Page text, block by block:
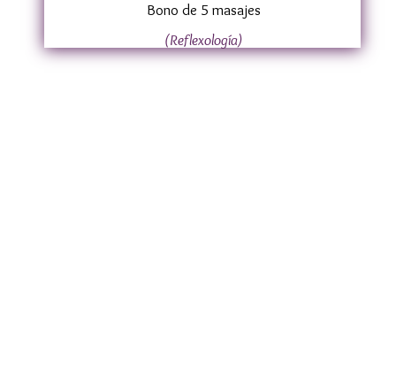
Bono de 5 masajes
(Reflexología)